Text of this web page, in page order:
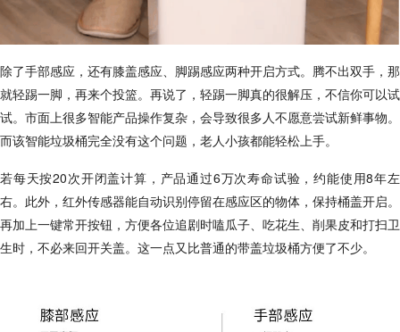
除了手部感应，还有膝盖感应、脚踢感应两种开启方式。腾不出双手，那
就轻踢一脚，再来个投篮。再说了，轻踢一脚真的很解压，不信你可以试
试。市面上很多智能产品操作复杂，会导致很多人不愿意尝试新鲜事物。
而该智能垃圾桶完全没有这个问题，老人小孩都能轻松上手。
若每天按20次开闭盖计算，产品通过6万次寿命试验，约能使用8年左
右。此外，红外传感器能自动识别停留在感应区的物体，保持桶盖开启。
再加上一键常开按钮，方便各位追剧时嗑瓜子、吃花生、削果皮和打扫卫
生时，不必来回开关盖。这一点又比普通的带盖垃圾桶方便了不少。